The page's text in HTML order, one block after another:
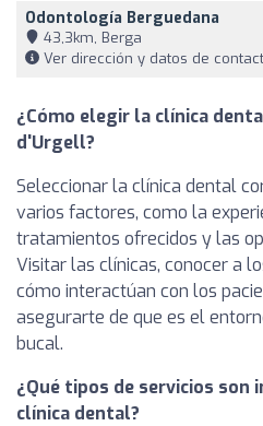
Odontología Berguedana
43,3km, Berga
Ver dirección y datos de
¿Cómo elegir la clínica
d'Urgell?
Seleccionar la clínica dental
varios factores, como la
tratamientos ofrecidos y las
Visitar las clínicas, conocer a
cómo interactúan con los
asegurarte de que es el
bucal.
¿Qué tipos de servicios son
clínica dental?